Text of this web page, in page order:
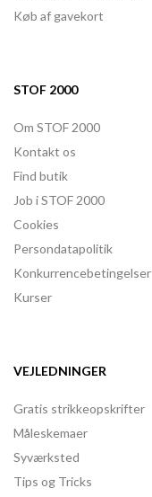
Køb af gavekort
STOF 2000
Om STOF 2000
Kontakt os
Find butik
Job i STOF 2000
Cookies
Persondatapolitik
Konkurrencebetingelser
Kurser
VEJLEDNINGER
Gratis strikkeopskrifter
Måleskemaer
Syværksted
Tips og Tricks